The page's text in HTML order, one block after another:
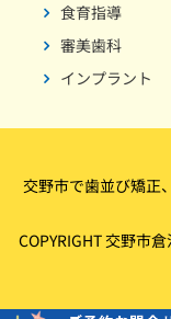
食育指導
審美歯科
インプラント
交野市で歯並び矯正
COPYRIGHT 交野市